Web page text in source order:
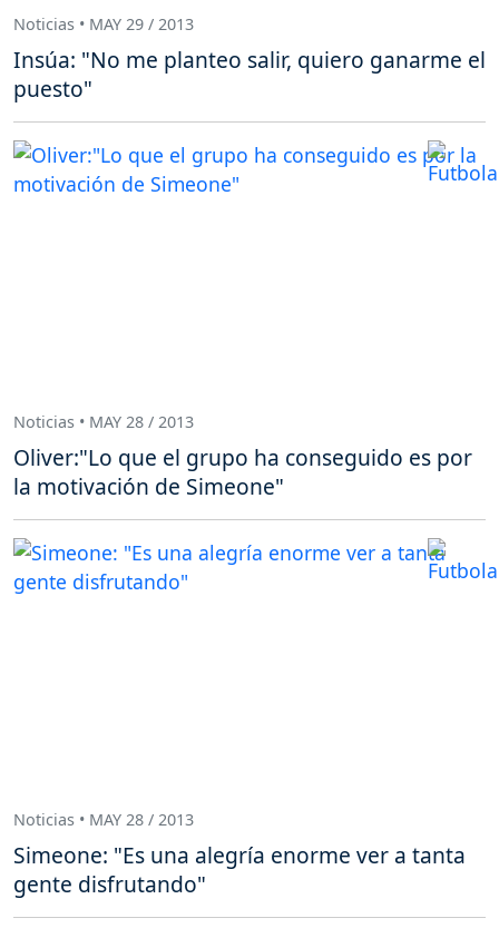
Noticias • MAY 29 / 2013
Insúa: "No me planteo salir, quiero ganarme el
puesto"
Noticias • MAY 28 / 2013
Oliver:"Lo que el grupo ha conseguido es por
la motivación de Simeone"
Noticias • MAY 28 / 2013
Simeone: "Es una alegría enorme ver a tanta
gente disfrutando"